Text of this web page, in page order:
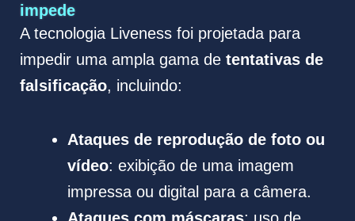
impede
A tecnologia Liveness foi projetada para
impedir uma ampla gama de tentativas de
falsificação, incluindo:
Ataques de reprodução de foto ou
vídeo: exibição de uma imagem
impressa ou digital para a câmera.